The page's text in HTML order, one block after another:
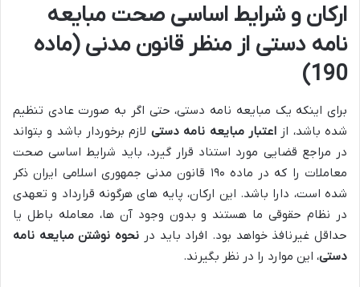
ارکان و شرایط اساسی صحت مبایعه
نامه دستی از منظر قانون مدنی (ماده
190)
برای اینکه یک مبایعه نامه دستی، حتی اگر به صورت عادی تنظیم
شده باشد، ازاعتبار مبایعه نامه دستی لازم برخوردار باشد و بتواند
در مراجع قضایی مورد استناد قرار گیرد، باید شرایط اساسی صحت
معاملات را که در ماده ۱۹۰ قانون مدنی جمهوری اسلامی ایران ذکر
شده است، دارا باشد. این ارکان، پایه های هرگونه قرارداد و تعهدی
در نظام حقوقی ما هستند و بدون وجود آن ها، معامله باطل یا
حداقل غیرنافذ خواهد بود. افراد باید در نحوه نوشتن مبایعه نامه
دستی، این موارد را در نظر بگیرند.